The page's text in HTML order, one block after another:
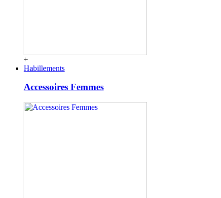
+
Habillements
Accessoires Femmes